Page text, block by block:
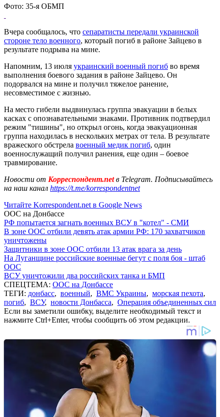
Фото: 35-я ОБМП
Вчера сообщалось, что сепаратисты передали украинской
стороне тело военного, который погиб в районе Зайцево в
результате подрыва на мине.
Напомним, 13 июля украинский военный погиб во время
выполнения боевого задания в районе Зайцево. Он
подорвался на мине и получил тяжелое ранение,
несовместимое с жизнью.
На место гибели выдвинулась группа эвакуации в белых
касках с опознавательными знаками. Противник подтвердил
режим "тишины", но открыл огонь, когда эвакуационная
группа находилась в нескольких метрах от тела. В результате
вражеского обстрела военный медик погиб, один
военнослужащий получил ранения, еще один – боевое
травмирование.
Новости от Корреспондент.netв Telegram. Подписывайтесь
на наш канал https://t.me/korrespondentnet
Читайте Korrespondent.net в Google News
ООС на Донбассе
РФ попытается загнать военных ВСУ в "котел" - СМИ
В зоне ООС отбили девять атак армии РФ: 170 захватчиков
уничтожены
Защитники в зоне ООС отбили 13 атак врага за день
На Луганщине российские военные бегут с поля боя - штаб
ООС
ВСУ уничтожили два российских танка и БМП
СПЕЦТЕМА: ООС на Донбассе
ТЕГИ: донбасс, военный, ВМС Украины, морская пехота,
погиб, ВСУ, новости Донбасса, Операция объединенных сил
Если вы заметили ошибку, выделите необходимый текст и
нажмите Ctrl+Enter, чтобы сообщить об этом редакции.